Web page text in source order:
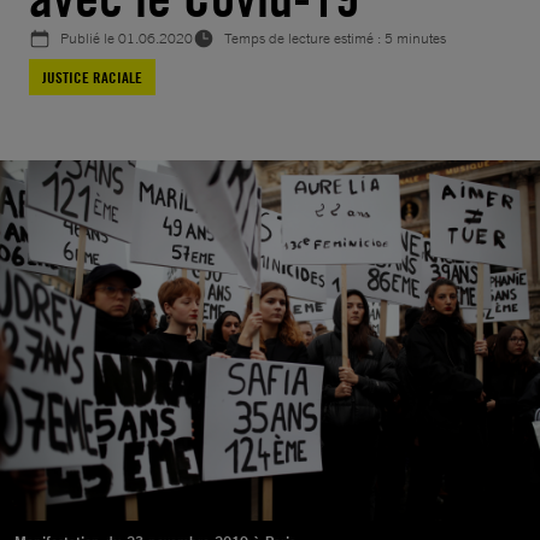
Publié le01.06.2020
Temps de lecture estimé : 5 minutes
JUSTICE RACIALE